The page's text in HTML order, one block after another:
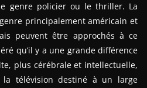
genre policier ou le thriller. La
principalement américain et
peuvent être approchés à ce
qu’il y a une grande différence
plus cérébrale et intellectuelle,
télévision destiné à un large